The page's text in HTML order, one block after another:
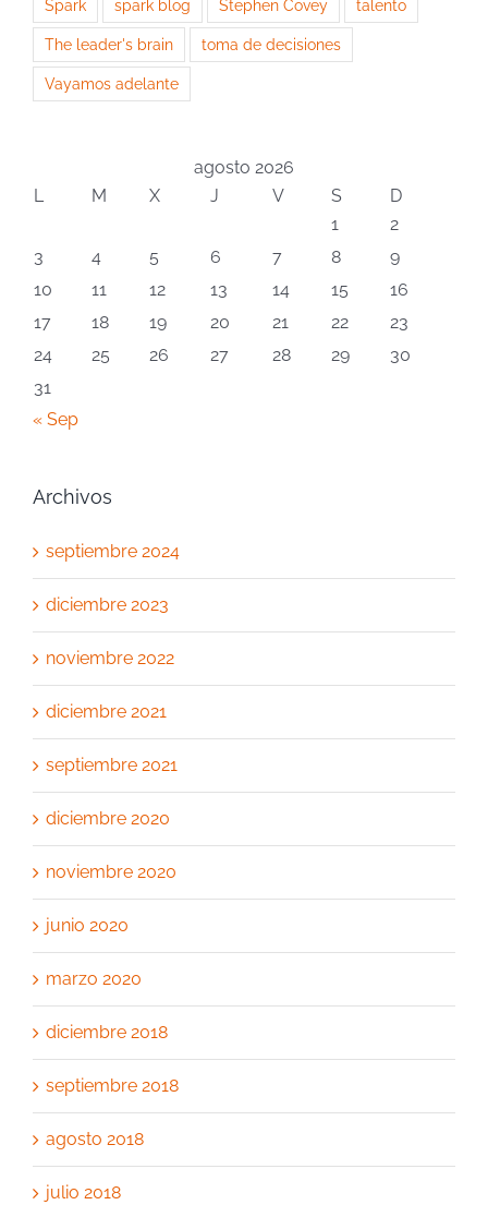
Spark spark blog Stephen Covey talento
The leader's brain toma de decisiones
Vayamos adelante
agosto 2026
L
M X J V S
D
1
2
3
4 5 6 7 8
9
10
11 12 13 14 15
16
17
18 19 20 21 22
23
24
25 26 27 28 29
30
31
« Sep
Archivos
septiembre 2024
diciembre 2023
noviembre 2022
diciembre 2021
septiembre 2021
diciembre 2020
noviembre 2020
junio 2020
marzo 2020
diciembre 2018
septiembre 2018
agosto 2018
julio 2018